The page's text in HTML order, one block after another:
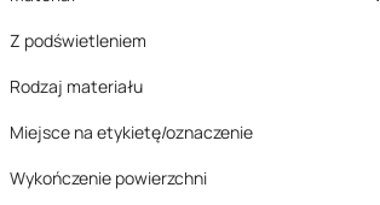
Z podświetleniem
Rodzaj materiału
Miejsce na etykietę/oznaczenie
Wykończenie powierzchni